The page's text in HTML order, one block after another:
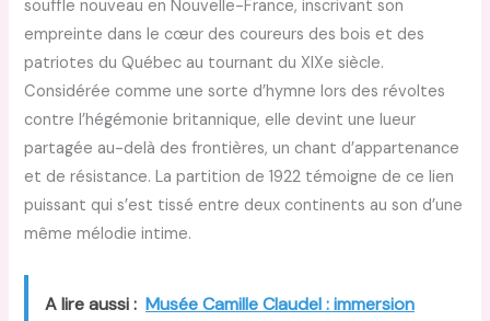
souffle nouveau en Nouvelle-France, inscrivant son
empreinte dans le cœur des coureurs des bois et des
patriotes du Québec au tournant du XIXe siècle.
Considérée comme une sorte d’hymne lors des révoltes
contre l’hégémonie britannique, elle devint une lueur
partagée au-delà des frontières, un chant d’appartenance
et de résistance. La partition de 1922 témoigne de ce lien
puissant qui s’est tissé entre deux continents au son d’une
même mélodie intime.
A lire aussi : Musée Camille Claudel : immersion